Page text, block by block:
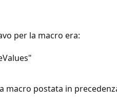
per la macro era:
macro postata in